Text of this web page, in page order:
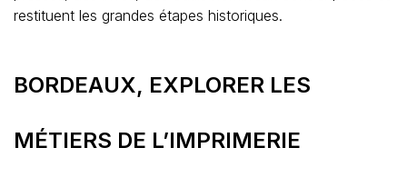
restituent les grandes étapes historiques.
BORDEAUX, EXPLORER LES
MÉTIERS DE L’IMPRIMERIE